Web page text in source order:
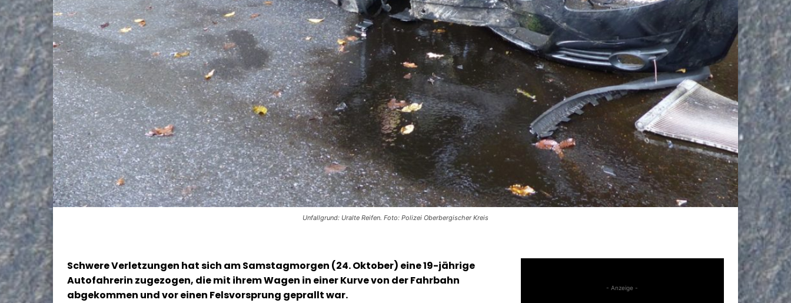
Unfallgrund: Uralte Reifen. Foto: Polizei Oberbergischer Kreis
Schwere Verletzungen hat sich am Samstagmorgen (24. Oktober) eine 19-jährige
Autofahrerin zugezogen, die mit ihrem Wagen in einer Kurve von der Fahrbahn
abgekommen und vor einen Felsvorsprung geprallt war.
- Anzeige -